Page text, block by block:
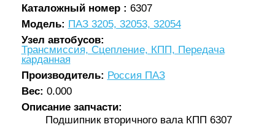
Каталожный номер : 6307
Модель: ПАЗ 3205, 32053, 32054
Узел автобусов:
Трансмиссия, Сцепление, КПП, Передача
карданная
Производитель: Россия ПАЗ
Вес: 0.000
Описание запчасти:
Подшипник вторичного вала КПП 6307